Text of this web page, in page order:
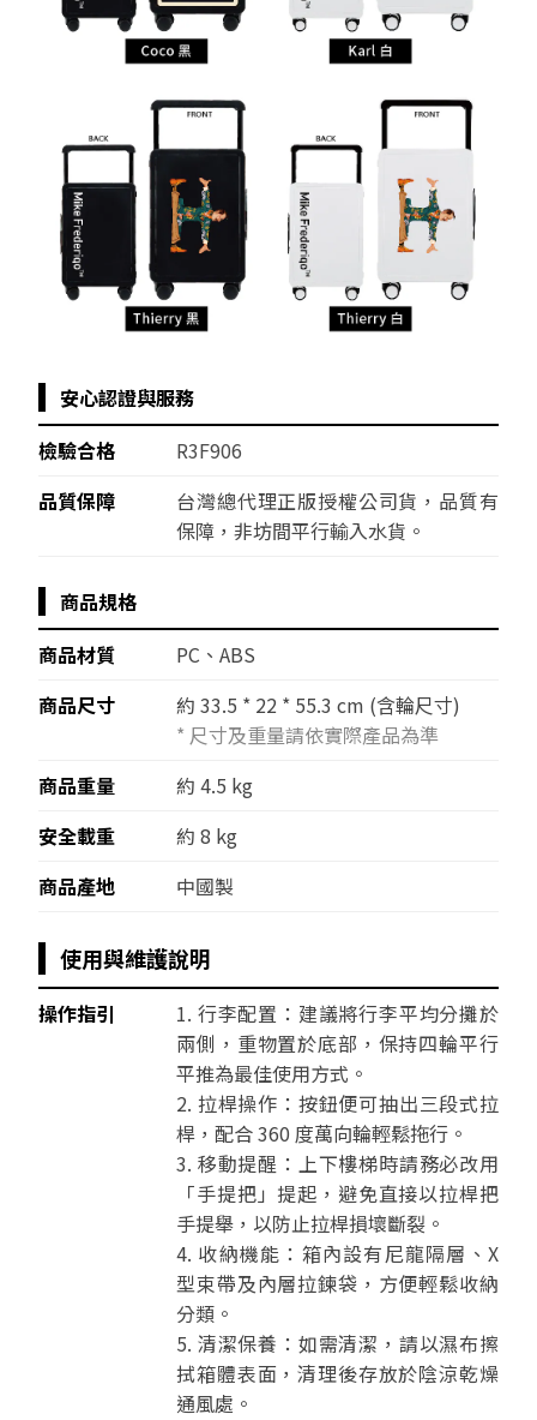
安心認證與服務
檢驗合格
R3F906
品質保障
台灣總代理正版授權公司貨，品質有
保障，非坊間平行輸入水貨。
商品規格
商品材質
PC、ABS
商品尺寸
約 33.5 * 22 * 55.3 cm (含輪尺寸)
* 尺寸及重量請依實際產品為準
商品重量
約 4.5 kg
安全載重
約 8 kg
商品產地
中國製
使用與維護說明
操作指引
1. 行李配置：建議將行李平均分攤於
兩側，重物置於底部，保持四輪平行
平推為最佳使用方式。
2. 拉桿操作：按鈕便可抽出三段式拉
桿，配合 360 度萬向輪輕鬆拖行。
3. 移動提醒：上下樓梯時請務必改用
「手提把」提起，避免直接以拉桿把
手提舉，以防止拉桿損壞斷裂。
4. 收納機能：箱內設有尼龍隔層、X
型束帶及內層拉鍊袋，方便輕鬆收納
分類。
5. 清潔保養：如需清潔，請以濕布擦
拭箱體表面，清理後存放於陰涼乾燥
通風處。